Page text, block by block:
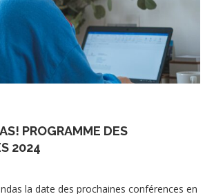
PROGRAMME DES
2024
la date des prochaines conférences en